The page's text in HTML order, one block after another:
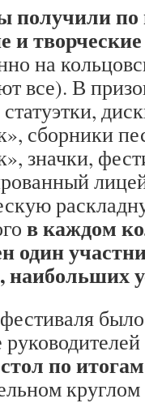
получили
и
на
все). В
сборники
значки,
в каждом
один
наибольших
по